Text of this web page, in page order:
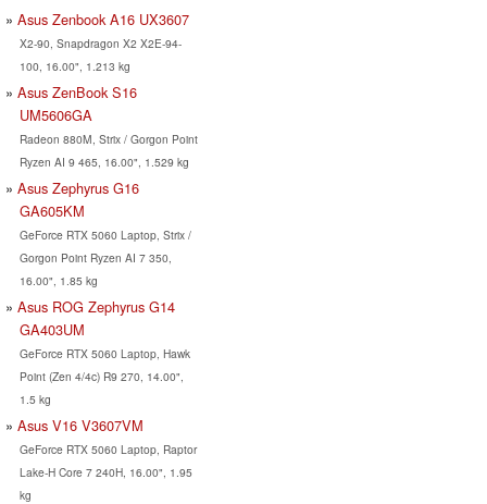
Asus Zenbook A16 UX3607
X2-90, Snapdragon X2 X2E-94-
100, 16.00", 1.213 kg
Asus ZenBook S16
UM5606GA
Radeon 880M, Strix / Gorgon Point
Ryzen AI 9 465, 16.00", 1.529 kg
Asus Zephyrus G16
GA605KM
GeForce RTX 5060 Laptop, Strix /
Gorgon Point Ryzen AI 7 350,
16.00", 1.85 kg
Asus ROG Zephyrus G14
GA403UM
GeForce RTX 5060 Laptop, Hawk
Point (Zen 4/4c) R9 270, 14.00",
1.5 kg
Asus V16 V3607VM
GeForce RTX 5060 Laptop, Raptor
Lake-H Core 7 240H, 16.00", 1.95
kg